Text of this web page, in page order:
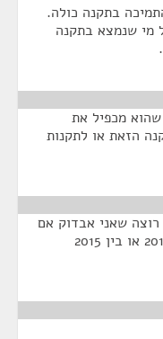
בתקנה כולה.
מי שנמצא בתקנה
מכפיל את
הזאת או לתקנות
שאני אבדוק אם
התקציב של התקנה גדל בין 2014 ל-2015 או בין 2015